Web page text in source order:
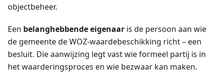
objectbeheer.
Een belanghebbende eigenaar is de persoon aan wie
de gemeente de WOZ-waardebeschikking richt – een
besluit. Die aanwijzing legt vast wie formeel partij is in
het waarderingsproces en wie bezwaar kan maken.